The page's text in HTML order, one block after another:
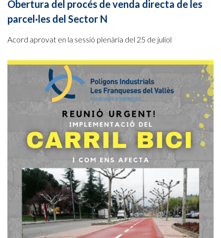
Obertura del procés de venda directa de les
parcel·les del Sector N
Acord aprovat en la sessió plenària del 25 de juliol